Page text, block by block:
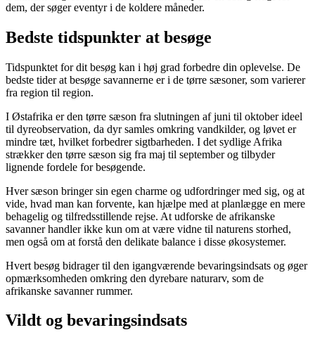
dem, der søger eventyr i de koldere måneder.
Bedste tidspunkter at besøge
Tidspunktet for dit besøg kan i høj grad forbedre din oplevelse. De
bedste tider at besøge savannerne er i de tørre sæsoner, som varierer
fra region til region.
I Østafrika er den tørre sæson fra slutningen af juni til oktober ideel
til dyreobservation, da dyr samles omkring vandkilder, og løvet er
mindre tæt, hvilket forbedrer sigtbarheden. I det sydlige Afrika
strækker den tørre sæson sig fra maj til september og tilbyder
lignende fordele for besøgende.
Hver sæson bringer sin egen charme og udfordringer med sig, og at
vide, hvad man kan forvente, kan hjælpe med at planlægge en mere
behagelig og tilfredsstillende rejse. At udforske de afrikanske
savanner handler ikke kun om at være vidne til naturens storhed,
men også om at forstå den delikate balance i disse økosystemer.
Hvert besøg bidrager til den igangværende bevaringsindsats og øger
opmærksomheden omkring den dyrebare naturarv, som de
afrikanske savanner rummer.
Vildt og bevaringsindsats